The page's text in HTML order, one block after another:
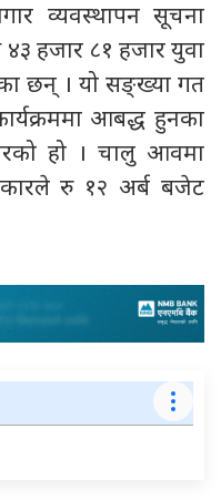
व्यवस्थापन सूचना
हजार ८१ हजार युवा
छन् । यो सङ्ख्या गत
आबद्ध हुनका
हो । चालु आवमा
रु १२ अर्ब बजेट